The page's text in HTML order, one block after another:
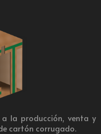
a la producción, venta y
cartón corrugado.